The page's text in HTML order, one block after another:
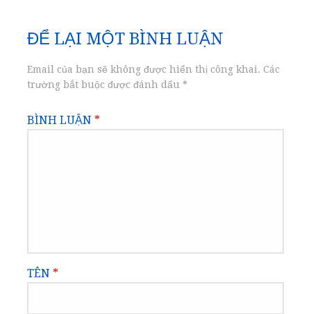
bài
viết
ĐỂ LẠI MỘT BÌNH LUẬN
Email của bạn sẽ không được hiển thị công khai. Các
trường bắt buộc được đánh dấu *
BÌNH LUẬN *
TÊN *